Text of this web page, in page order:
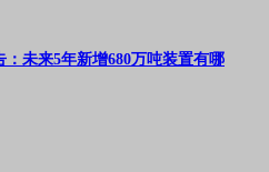
：未来5年新增680万吨装置有哪